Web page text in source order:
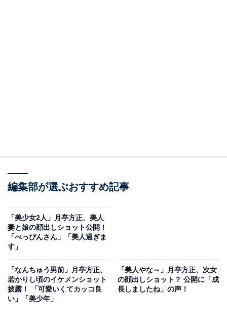
編集部が選ぶおすすめ記事
「美少女2人」月亭方正、美人
妻と娘の顔出しショット公開！
「べっぴんさん」「美人過ぎま
す」
「なんちゅう男前」月亭方正、
若かりし頃のイケメンショット
披露！ 「可愛いくてカッコ良
い」「美少年」
「美人やな～」月亭方正、次女
の顔出しショット？ 公開に「成
長しましたね」の声！